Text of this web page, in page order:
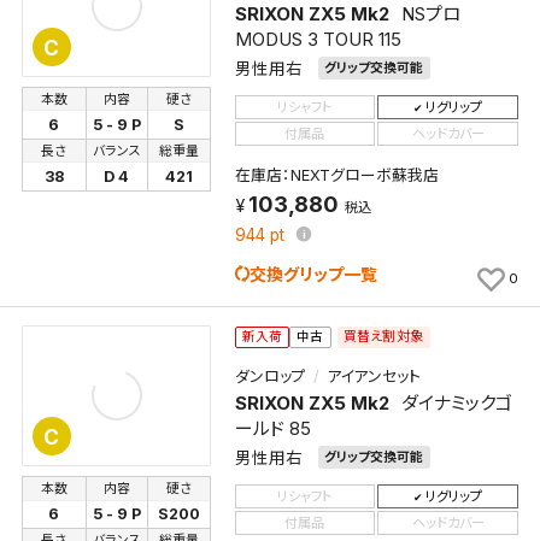
C
SRIXON ZX5 Mk2
NSプロ
MODUS 3 TOUR 115
男性用右 グリップ交換可能
本数
6
内容
5 - 9 P
硬さ
S
長さ
38
バランス
D 4
総重量
421
リシャフト
リグリップ
付属品
ヘッドカバー
在庫店：NEXTグローボ蘇我店
103,880 税込
944 pt
交換グリップ一覧 0
C
新入荷 中古 買替え割対象
ダンロップ アイアンセット
SRIXON ZX5 Mk2
ダイナミックゴ
ールド 85
男性用右 グリップ交換可能
本数
6
内容
5 - 9 P
硬さ
S200
リシャフト
リグリップ
付属品
ヘッドカバー